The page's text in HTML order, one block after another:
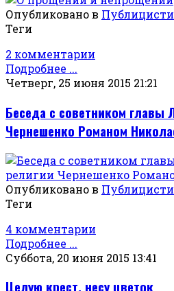
Опубликовано в
Теги
2 комментарии
Подробнее ...
Четверг, 25 июня 2015 21:21
Беседа с советником главы
Чернешенко Романом
Опубликовано в
Теги
4 комментарии
Подробнее ...
Суббота, 20 июня 2015 13:41
Целую крест, несу цветок